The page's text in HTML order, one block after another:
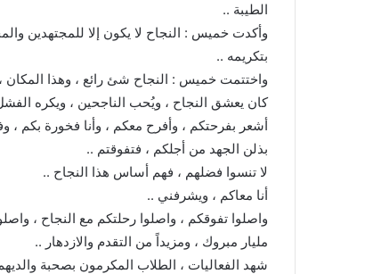
الطيبة ..
وأكدت خميس : النجاح لا يكون إلا للمجتهدين
بتكريمه ..
واختتمت خميس : النجاح شئ رائع ، وهذا المكان
كان يعشق النجاح ، ويُحب الناجحين ، ويكره
أشعر بفرحتكم ، وأفرح معكم ، وأنا فخورة بكم ،
بذلن الجهد من أجلكم ، فتفوقتم ..
لا تنسوا فضلهم ، فهم أساس هذا النجاح ..
أنا معاكم ، ويشرفني ..
واصلوا تفوقكم ، واصلوا رحلتكم مع النجاح ،
مليار مبروك ، ومزيداً من التقدم والازدهار ..
شهد الفعاليات ، الطلاب المكرمون بصحبة